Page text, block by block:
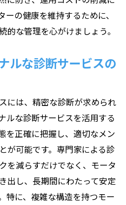
ーの健康を維持するために、
的な管理を心がけましょう。
ルな診断サービスの
には、精密な診断が求められ
ルな診断サービスを活用する
を正確に把握し、適切なメン
が可能です。専門家による診
を減らすだけでなく、モータ
出し、長期間にわたって安定
特に、複雑な構造を持つモー